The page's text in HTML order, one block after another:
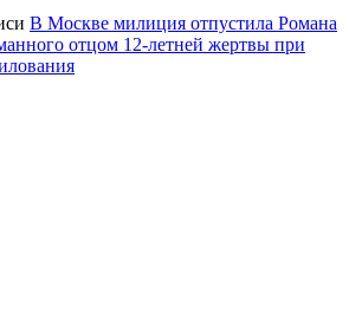
В Москве милиция отпустила Романа
отцом 12-летней жертвы при